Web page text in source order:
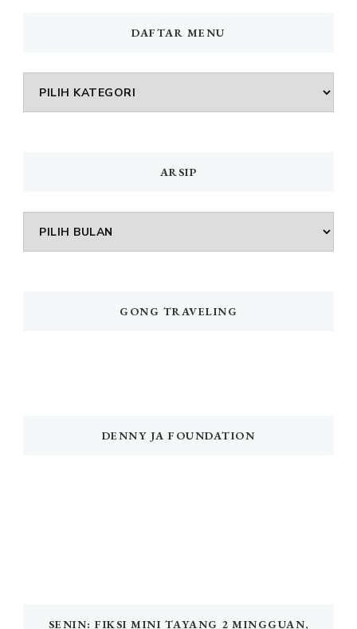
DAFTAR MENU
DAFTAR
MENU
ARSIP
Arsip
GONG TRAVELING
DENNY JA FOUNDATION
SENIN: FIKSI MINI TAYANG 2 MINGGUAN,